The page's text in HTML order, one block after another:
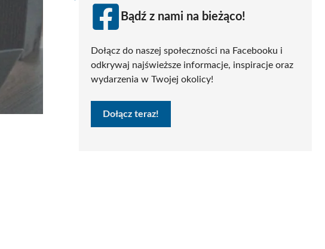
Bądź z nami na bieżąco!
Dołącz do naszej społeczności na Facebooku i
odkrywaj najświeższe informacje, inspiracje oraz
wydarzenia w Twojej okolicy!
Dołącz teraz!